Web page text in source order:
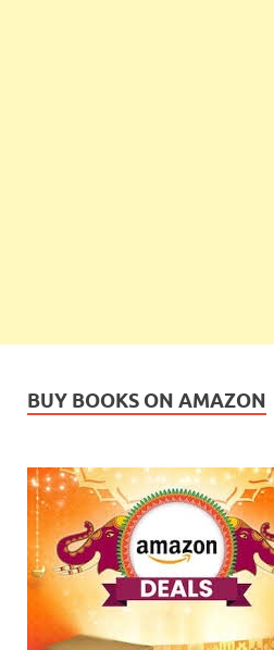
BUY BOOKS ON AMAZON